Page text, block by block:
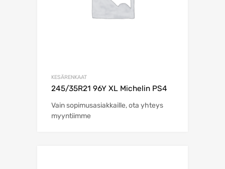
KESÄRENKAAT
245/35R21 96Y XL Michelin PS4
Vain sopimusasiakkaille, ota yhteys
myyntiimme